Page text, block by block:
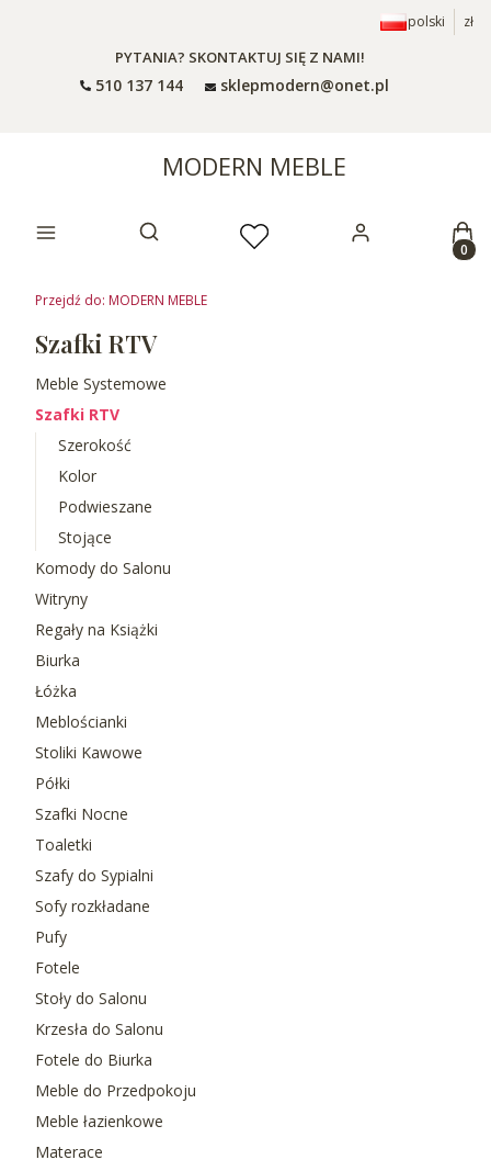
polski zł
PYTANIA? SKONTAKTUJ SIĘ Z NAMI!
510 137 144 sklepmodern@onet.pl
MODERN MEBLE
Otwórz wyszukiwarkę
Przejdź do: MODERN MEBLE
Szafki RTV
Meble Systemowe
Szafki RTV
Szerokość
Kolor
Podwieszane
Stojące
Komody do Salonu
Witryny
Regały na Książki
Biurka
Łóżka
Meblościanki
Stoliki Kawowe
Półki
Szafki Nocne
Toaletki
Szafy do Sypialni
Sofy rozkładane
Pufy
Fotele
Stoły do Salonu
Krzesła do Salonu
Fotele do Biurka
Meble do Przedpokoju
Meble łazienkowe
Materace